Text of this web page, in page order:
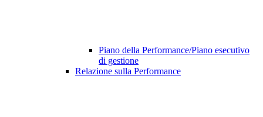
Piano della Performance/Piano esecutivo
di gestione
Relazione sulla Performance